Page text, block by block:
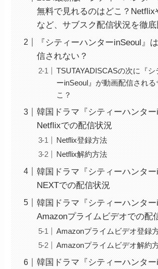
無料で見れるのはどこ？Netflix
など、サブスク配信状況を徹底
『シティーハンターinSeoul』
信されない？
TSUTAYADISCASの次に『シ
ーinSeoul』が動画配信され
こ？
韓国ドラマ『シティーハンター
Netflixでの配信状況
Netflix登録方法
Netflix解約方法
韓国ドラマ『シティーハンタ
NEXTでの配信状況
韓国ドラマ『シティーハンター
Amazonプライムビデオでの配
Amazonプライムビデオ登録
Amazonプライムビデオ解約
韓国ドラマ『シティーハンター